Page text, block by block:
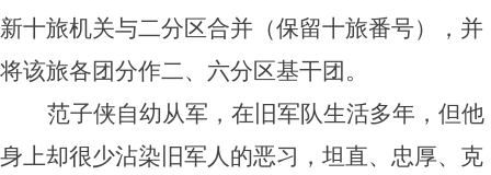
新十旅机关与二分区合并（保留十旅番号），并
将该旅各团分作二、六分区基干团。
范子侠自幼从军，在旧军队生活多年，但他
身上却很少沾染旧军人的恶习，坦直、忠厚、克